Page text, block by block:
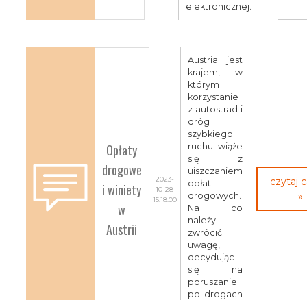
elektronicznej.
Opłaty
drogowe
i winiety
w
Austrii
2023-
10-28
15:18:00
Austria jest
krajem, w
którym
korzystanie
z autostrad i
dróg
szybkiego
ruchu wiąże
się z
uiszczaniem
opłat
drogowych.
Na co
należy
zwrócić
uwagę,
decydując
się na
poruszanie
po drogach
czytaj
»